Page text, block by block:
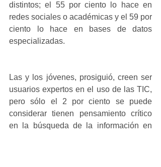
distintos; el 55 por ciento lo hace en
redes sociales o académicas y el 59 por
ciento lo hace en bases de datos
especializadas.
Las y los jóvenes, prosiguió, creen ser
usuarios expertos en el uso de las TIC,
pero sólo el 2 por ciento se puede
considerar tienen pensamiento crítico
en la búsqueda de la información en